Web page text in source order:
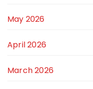
May 2026
April 2026
March 2026